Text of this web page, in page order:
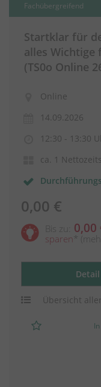
Fachübergreifend
Startklar für
alles Wichtige
(TS0o Online
Online
14.09.2026
12:30 - 13:30
ca. 1
0,00 €
Bis zu: 0,00
sparen
Übersicht